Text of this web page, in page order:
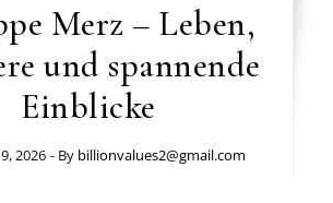
Merz – Leben,
und spannende
Einblicke
2026 - By billionvalues2@gmail.com